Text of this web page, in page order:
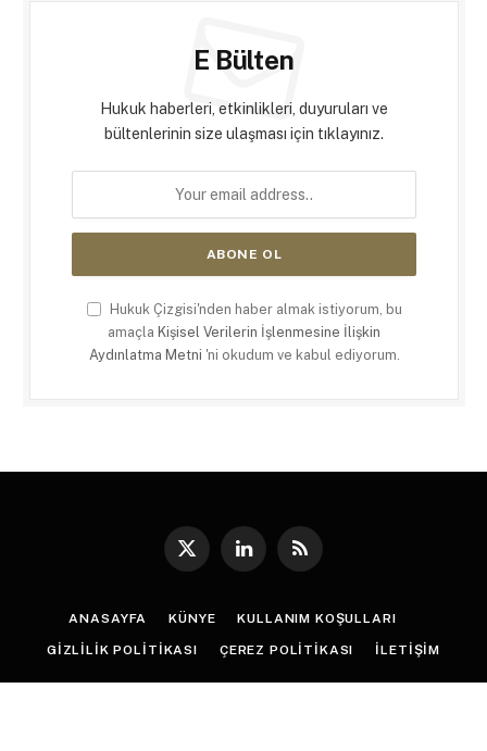
E Bülten
Hukuk haberleri, etkinlikleri, duyuruları ve
bültenlerinin size ulaşması için tıklayınız.
Hukuk Çizgisi'nden haber almak istiyorum, bu
amaçla Kişisel Verilerin İşlenmesine İlişkin
Aydınlatma Metni 'ni okudum ve kabul ediyorum.
X
LinkedInRSS
ANASAYFA KÜNYE KULLANIM KOŞULLARI
GIZLILIK POLITIKASI ÇEREZ POLITIKASI İLETIŞIM